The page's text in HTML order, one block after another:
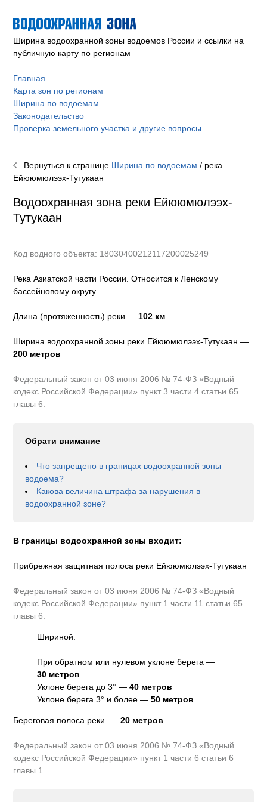
Ширина водоохранной зоны водоемов России и ссылки на
публичную карту по регионам
Главная
Карта зон по регионам
Ширина по водоемам
Законодательство
Проверка земельного участка и другие вопросы
Вернуться к странице Ширина по водоемам / река
Ейююмюлээх-Тутукаан
Водоохранная зона реки Ейююмюлээх-
Тутукаан
Код водного объекта: 18030400212117200025249
Река Азиатской части России. Относится к Ленскому
бассейновому округу.
Длина (протяженность) реки — 102 км
Ширина водоохранной зоны реки Ейююмюлээх-Тутукаан —
200 метров
Федеральный закон от 03 июня 2006 № 74-ФЗ «Водный
кодекс Российской Федерации» пункт 3 части 4 статьи 65
главы 6.
Обрати внимание
Что запрещено в границах водоохранной зоны
водоема?
Какова величина штрафа за нарушения в
водоохранной зоне?
В границы водоохранной зоны входит:
Прибрежная защитная полоса реки Ейююмюлээх-Тутукаан
Федеральный закон от 03 июня 2006 № 74-ФЗ «Водный
кодекс Российской Федерации» пункт 1 части 11 статьи 65
главы 6.
Шириной:
При обратном или нулевом уклоне берега —
30 метров
Уклоне берега до 3° —40 метров
Уклоне берега 3° и более —50 метров
Береговая полоса реки —20 метров
Федеральный закон от 03 июня 2006 № 74-ФЗ «Водный
кодекс Российской Федерации» пункт 1 части 6 статьи 6
главы 1.